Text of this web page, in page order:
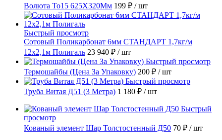
Волюта То15 625X320Мм 199 ₽ / шт
Быстрый просмотр
Сотовый Поликарбонат 6мм СТАНДАРТ 1,7кг/м
12х2,1м Полигаль 23 940 ₽ / шт
Быстрый просмотр
Термошайбы (Цена За Упаковку) 200 ₽ / шт
Быстрый просмотр
Труба Витая Д51 (3 Метра) 1 180 ₽ / шт
Быстрый
просмотр
Кованый элемент Шар Толстостенный Д50 70 ₽ / шт